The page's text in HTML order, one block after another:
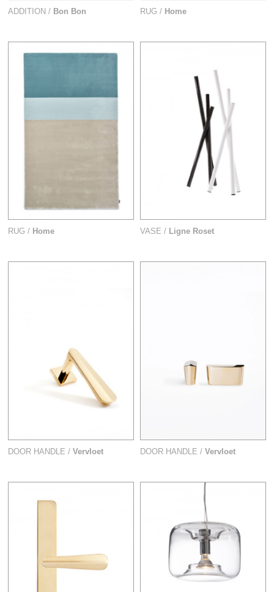
ADDITION / Bon Bon RUG / Home
RUG / Home VASE / Ligne Roset
DOOR HANDLE / Vervloet DOOR HANDLE / Vervloet